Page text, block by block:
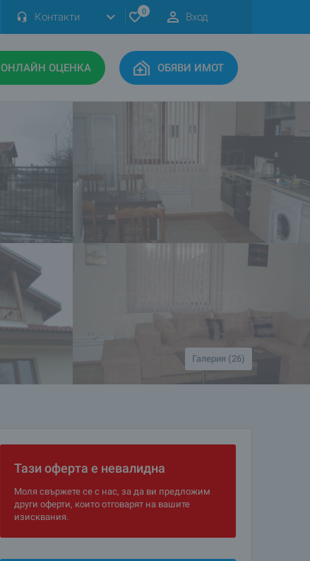
Контакти 0 Вход
ОНЛАЙН ОЦЕНКА ОБЯВИ ИМОТ
Галерия (26)
Тази оферта е невалидна
Моля свържете се с нас, за да ви предложим
други оферти, които отговарят на вашите
изисквания.